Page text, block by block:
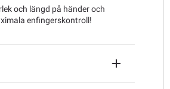
och längd på händer och
enfingerskontroll!